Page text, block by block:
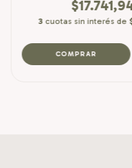
3 cuotas sin interés de
COMPRAR